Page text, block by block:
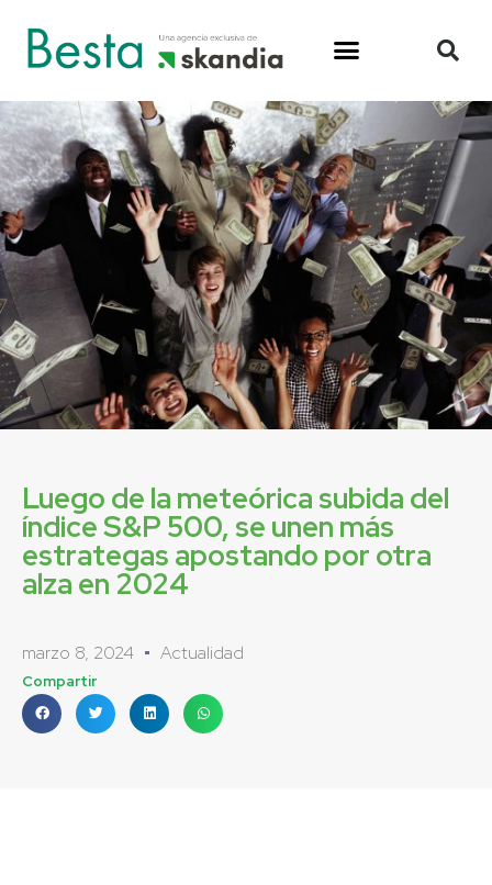
Luego de la meteórica subida del
índice S&P 500, se unen más
estrategas apostando por otra
alza en 2024
marzo 8, 2024 Actualidad
Compartir